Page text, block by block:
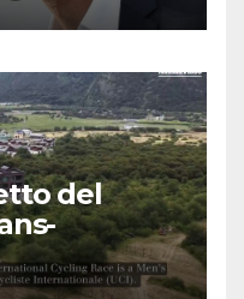
del